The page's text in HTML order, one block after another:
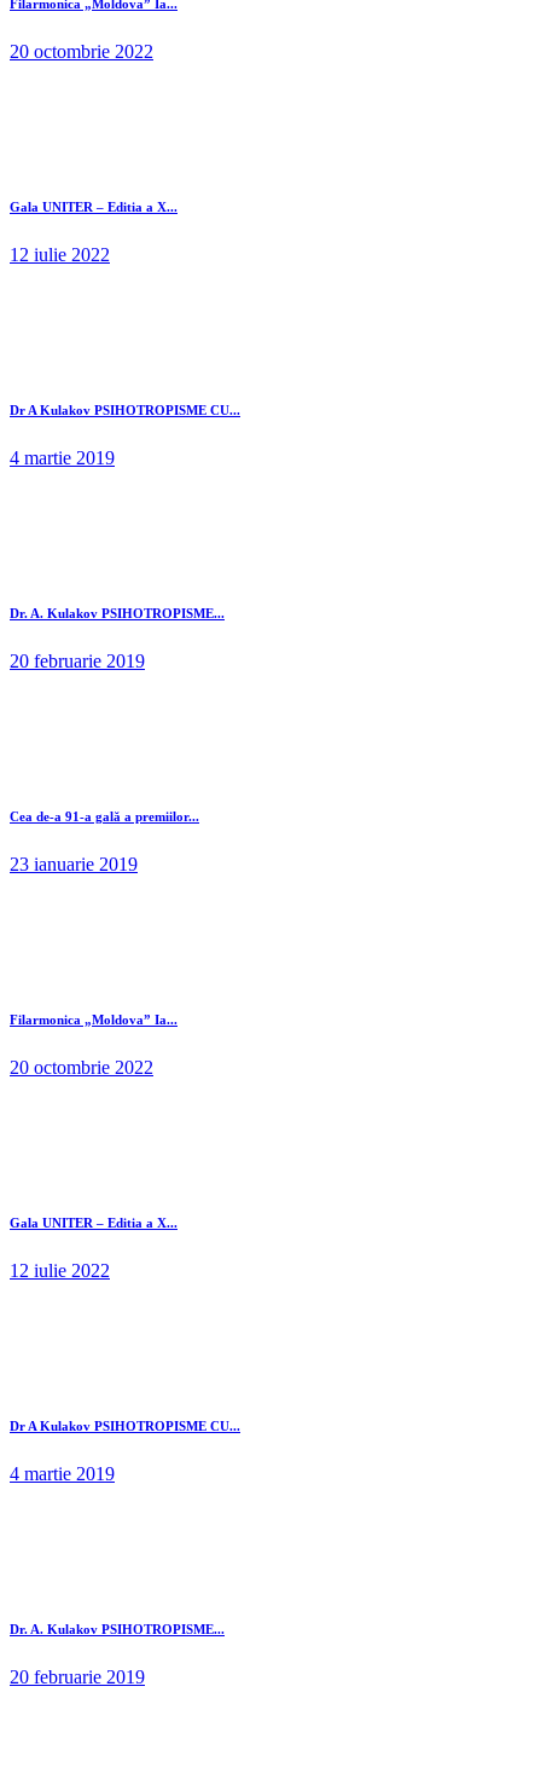
Filarmonica „Moldova” Ia...
20 octombrie 2022
Gala UNITER – Editia a X...
12 iulie 2022
Dr A Kulakov PSIHOTROPISME CU...
4 martie 2019
Dr. A. Kulakov PSIHOTROPISME...
20 februarie 2019
Cea de-a 91-a gală a premiilor...
23 ianuarie 2019
Filarmonica „Moldova” Ia...
20 octombrie 2022
Gala UNITER – Editia a X...
12 iulie 2022
Dr A Kulakov PSIHOTROPISME CU...
4 martie 2019
Dr. A. Kulakov PSIHOTROPISME...
20 februarie 2019